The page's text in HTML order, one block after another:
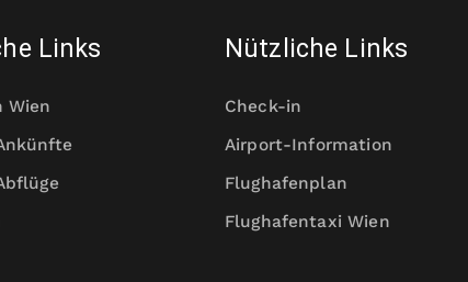
Links
Wien
Nützliche Links
Check-in
Airport-Information
Flughafenplan
Flughafentaxi Wien